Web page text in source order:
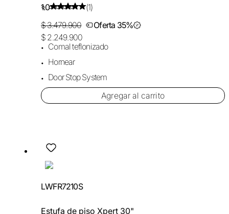
1.0
(1)
$ 3.479.900
Oferta 35%
$ 2.249.900
Comal teflonizado
Hornear
Door Stop System
Agregar al carrito
LWFR7210S
Estufa de piso Xpert 30"